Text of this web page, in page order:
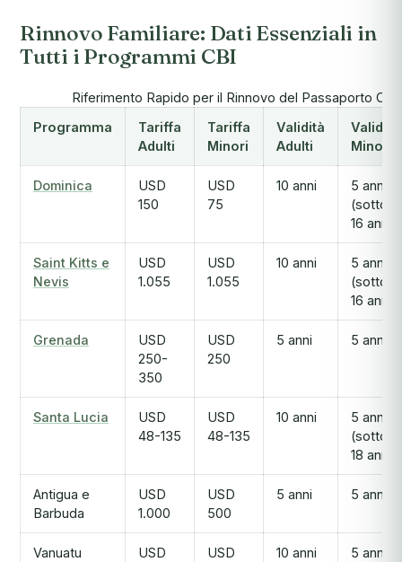
Rinnovo Familiare: Dati Essenziali in
Tutti i Programmi CBI
Riferimento Rapido per il Rinnovo del Passaporto CBI
Programma
Tariffa
Adulti
Tariffa
Minori
Validità
Adulti
Validità
Minori
Dominica
USD
150
USD
75
10 anni
5 anni
(sotto i
16 anni)
Saint Kitts e
Nevis
USD
1.055
USD
1.055
10 anni
5 anni
(sotto i
16 anni)
Grenada
USD
250-
350
USD
250
5 anni 5 anni
Santa Lucia
USD
48-135
USD
48-135
10 anni
5 anni
(sotto i
18 anni)
Antigua e
Barbuda
USD
1.000
USD
500
5 anni 5 anni
Vanuatu
USD
USD
10 anni 5 anni